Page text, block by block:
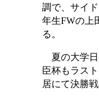
調で、サイ
年生FWの上
る。
夏の大学日
臣杯もラス
居にて決勝